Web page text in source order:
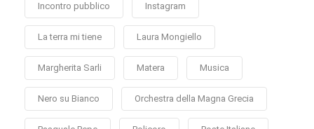
Incontro pubblico Instagram
La terra mi tiene Laura Mongiello
Margherita Sarli Matera Musica
Nero su Bianco Orchestra della Magna Grecia